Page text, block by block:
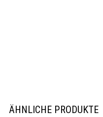
ÄHNLICHE PRODUKTE